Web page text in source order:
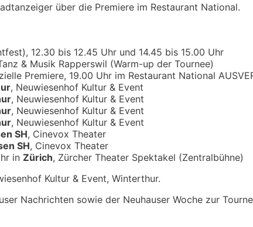
über die Premiere im Restaurant National.
12.30 bis 12.45 Uhr und 14.45 bis 15.00 Uhr
& Musik Rapperswil (Warm-up der Tournee)
Premiere, 19.00 Uhr im Restaurant National
, Neuwiesenhof Kultur & Event
, Neuwiesenhof Kultur & Event
, Neuwiesenhof Kultur & Event
, Neuwiesenhof Kultur & Event
SH, Cinevox Theater
SH, Cinevox Theater
in Zürich, Zürcher Theater Spektakel (Zentralbühne)
Kultur & Event, Winterthur.
Nachrichten sowie der Neuhauser Woche zur